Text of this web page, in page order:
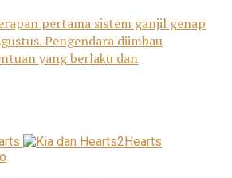
pertama sistem ganjil genap
Pengendara diimbau
yang berlaku dan